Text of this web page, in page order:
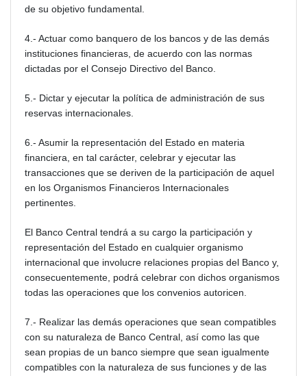
de su objetivo fundamental.
4.- Actuar como banquero de los bancos y de las demás
instituciones financieras, de acuerdo con las normas
dictadas por el Consejo Directivo del Banco.
5.- Dictar y ejecutar la política de administración de sus
reservas internacionales.
6.- Asumir la representación del Estado en materia
financiera, en tal carácter, celebrar y ejecutar las
transacciones que se deriven de la participación de aquel
en los Organismos Financieros Internacionales
pertinentes.
El Banco Central tendrá a su cargo la participación y
representación del Estado en cualquier organismo
internacional que involucre relaciones propias del Banco y,
consecuentemente, podrá celebrar con dichos organismos
todas las operaciones que los convenios autoricen.
7.- Realizar las demás operaciones que sean compatibles
con su naturaleza de Banco Central, así como las que
sean propias de un banco siempre que sean igualmente
compatibles con la naturaleza de sus funciones y de las